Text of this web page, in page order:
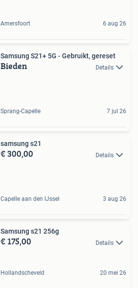
Amersfoort 6 aug 26
Samsung S21+ 5G - Gebruikt, gereset
Bieden Details
Sprang-Capelle 7 jul 26
samsung s21
€ 300,00 Details
Capelle aan den IJssel 3 aug 26
Samsung s21 256g
€ 175,00 Details
Hollandscheveld 20 mei 26